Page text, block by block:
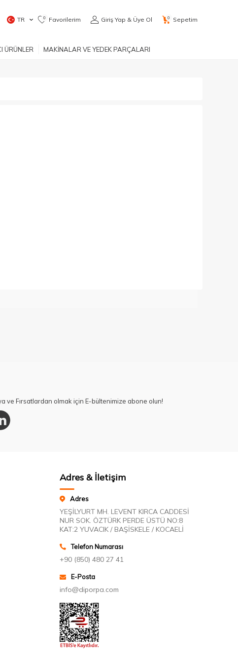
TR 0 Favorilerim Giriş Yap & Üye Ol 0 Sepetim
ÜRÜNLER MAKİNALAR VE YEDEK PARÇALARI
ve Fırsatlardan olmak için E-bültenimize abone olun!
Adres & İletişim
Adres
YEŞİLYURT MH. LEVENT KIRCA CADDESİ
NUR SOK. ÖZTÜRK PERDE ÜSTÜ NO:8
KAT:2 YUVACIK / BAŞİSKELE / KOCAELİ
Telefon Numarası
+90 (850) 480 27 41
E-Posta
info@diporpa.com